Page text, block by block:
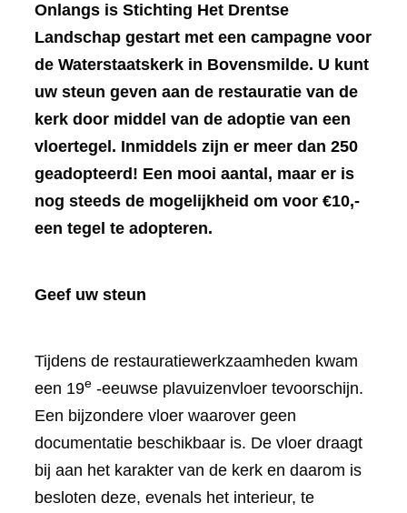
Onlangs is Stichting Het Drentse
Landschap gestart met een campagne voor
de Waterstaatskerk in Bovensmilde. U kunt
uw steun geven aan de restauratie van de
kerk door middel van de adoptie van een
vloertegel. Inmiddels zijn er meer dan 250
geadopteerd! Een mooi aantal, maar er is
nog steeds de mogelijkheid om voor €10,-
een tegel te adopteren.
Geef uw steun
Tijdens de restauratiewerkzaamheden kwam
een 19e -eeuwse plavuizenvloer tevoorschijn.
Een bijzondere vloer waarover geen
documentatie beschikbaar is. De vloer draagt
bij aan het karakter van de kerk en daarom is
besloten deze, evenals het interieur, te